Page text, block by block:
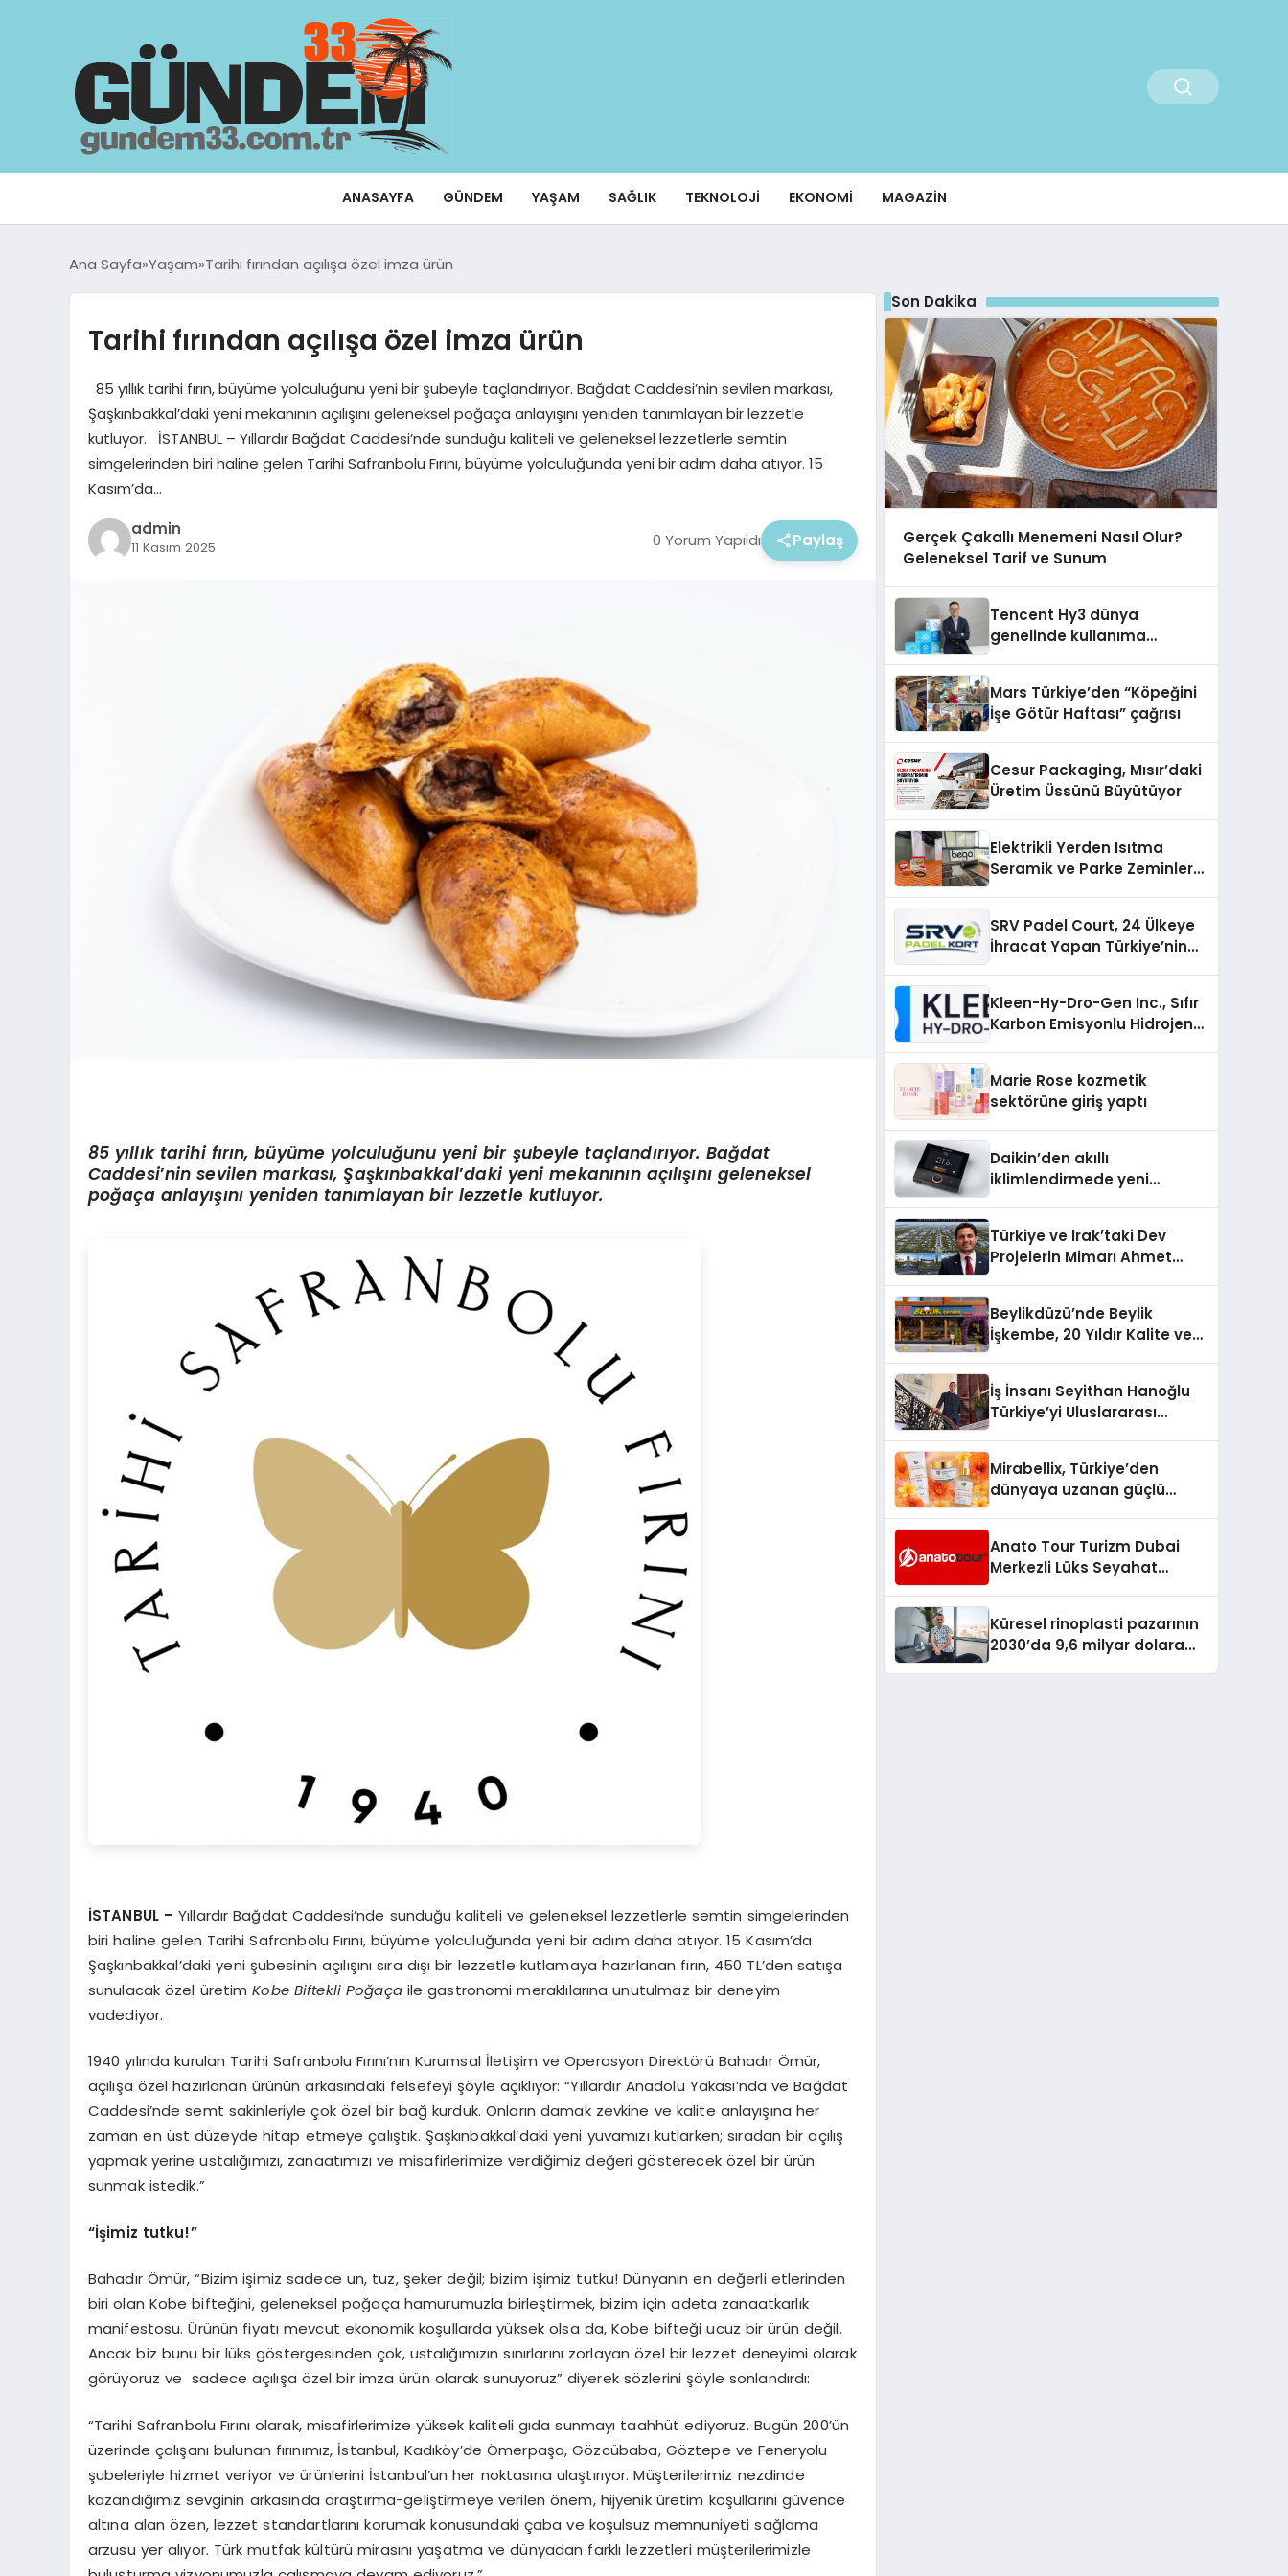
ANASAYFA GÜNDEM YAŞAM SAĞLIK TEKNOLOJI EKONOMI MAGAZIN
Ana Sayfa Yaşam Tarihi fırından açılışa özel imza ürün
Tarihi fırından açılışa özel imza ürün
85 yıllık tarihi fırın, büyüme yolculuğunu yeni bir şubeyle taçlandırıyor. Bağdat Caddesi’nin sevilen markası,
Şaşkınbakkal’daki yeni mekanının açılışını geleneksel poğaça anlayışını yeniden tanımlayan bir lezzetle
kutluyor. İSTANBUL – Yıllardır Bağdat Caddesi’nde sunduğu kaliteli ve geleneksel lezzetlerle semtin
simgelerinden biri haline gelen Tarihi Safranbolu Fırını, büyüme yolculuğunda yeni bir adım daha atıyor. 15
Kasım’da…
admin
11 Kasım 2025 0 Yorum Yapıldı Paylaş
85 yıllık tarihi fırın, büyüme yolculuğunu yeni bir şubeyle taçlandırıyor. Bağdat
Caddesi’nin sevilen markası, Şaşkınbakkal’daki yeni mekanının açılışını geleneksel
poğaça anlayışını yeniden tanımlayan bir lezzetle kutluyor.
İSTANBUL – Yıllardır Bağdat Caddesi’nde sunduğu kaliteli ve geleneksel lezzetlerle semtin simgelerinden
biri haline gelen Tarihi Safranbolu Fırını, büyüme yolculuğunda yeni bir adım daha atıyor. 15 Kasım’da
Şaşkınbakkal’daki yeni şubesinin açılışını sıra dışı bir lezzetle kutlamaya hazırlanan fırın, 450 TL’den satışa
sunulacak özel üretimKobe Biftekli Poğaçaile gastronomi meraklılarına unutulmaz bir deneyim
vadediyor.
1940 yılında kurulan Tarihi Safranbolu Fırını’nın Kurumsal İletişim ve Operasyon Direktörü Bahadır Ömür,
açılışa özel hazırlanan ürünün arkasındaki felsefeyi şöyle açıklıyor: “Yıllardır Anadolu Yakası’nda ve Bağdat
Caddesi’nde semt sakinleriyle çok özel bir bağ kurduk. Onların damak zevkine ve kalite anlayışına her
zaman en üst düzeyde hitap etmeye çalıştık. Şaşkınbakkal’daki yeni yuvamızı kutlarken; sıradan bir açılış
yapmak yerine ustalığımızı, zanaatımızı ve misafirlerimize verdiğimiz değeri gösterecek özel bir ürün
sunmak istedik.”
“İşimiz tutku!”
Bahadır Ömür, “Bizim işimiz sadece un, tuz, şeker değil; bizim işimiz tutku! Dünyanın en değerli etlerinden
biri olan Kobe bifteğini, geleneksel poğaça hamurumuzla birleştirmek, bizim için adeta zanaatkarlık
manifestosu. Ürünün fiyatı mevcut ekonomik koşullarda yüksek olsa da, Kobe bifteği ucuz bir ürün değil.
Ancak biz bunu bir lüks göstergesinden çok, ustalığımızın sınırlarını zorlayan özel bir lezzet deneyimi olarak
görüyoruz ve sadece açılışa özel bir imza ürün olarak sunuyoruz” diyerek sözlerini şöyle sonlandırdı:
“Tarihi Safranbolu Fırını olarak, misafirlerimize yüksek kaliteli gıda sunmayı taahhüt ediyoruz. Bugün 200’ün
üzerinde çalışanı bulunan fırınımız, İstanbul, Kadıköy’de Ömerpaşa, Gözcübaba, Göztepe ve Feneryolu
şubeleriyle hizmet veriyor ve ürünlerini İstanbul’un her noktasına ulaştırıyor. Müşterilerimiz nezdinde
kazandığımız sevginin arkasında araştırma-geliştirmeye verilen önem, hijyenik üretim koşullarını güvence
altına alan özen, lezzet standartlarını korumak konusundaki çaba ve koşulsuz memnuniyeti sağlama
arzusu yer alıyor. Türk mutfak kültürü mirasını yaşatma ve dünyadan farklı lezzetleri müşterilerimizle
Son Dakika
Gerçek Çakallı Menemeni Nasıl Olur?
Geleneksel Tarif ve Sunum
Tencent Hy3 dünya
genelinde kullanıma
Mars Türkiye’den “Köpeğini
İşe Götür Haftası” çağrısı
Cesur Packaging, Mısır’daki
Üretim Üssünü Büyütüyor
Elektrikli Yerden Isıtma
Seramik ve Parke Zeminler
SRV Padel Court, 24 Ülkeye
İhracat Yapan Türkiye’nin
Kleen-Hy-Dro-Gen Inc., Sıfır
Karbon Emisyonlu Hidrojen
Aldı
Marie Rose kozmetik
sektörüne giriş yaptı
Daikin’den akıllı
iklimlendirmede yeni
Türkiye ve Irak’taki Dev
Projelerin Mimarı Ahmet
Holding Industrial City”
Projesini Hayata Geçirecek
Beylikdüzü’nde Beylik
İşkembe, 20 Yıldır Kalite ve
İş İnsanı Seyithan Hanoğlu
Türkiye’yi Uluslararası
Mirabellix, Türkiye’den
dünyaya uzanan güçlü
Anato Tour Turizm Dubai
Merkezli Lüks Seyahat
Küresel rinoplasti pazarının
2030’da 9,6 milyar dolara